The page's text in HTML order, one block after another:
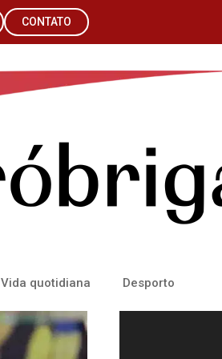
CONTATO
Vida quotidiana Desporto